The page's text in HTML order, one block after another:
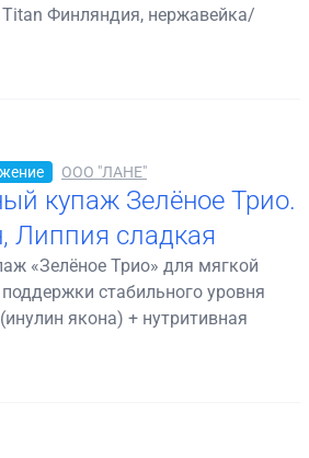
Titan Финляндия, нержавейка/
ООО "ЛАНЕ"
купаж Зелёное Трио.
Липпия сладкая
«Зелёное Трио» для мягкой
стабильного уровня
якона) + нутритивная